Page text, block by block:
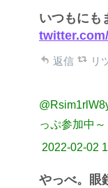
いつもにも
返信 リ
っぷ参加中～
2022-02-02
やっべ。眼